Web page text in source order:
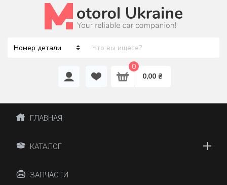
0,00 ₴
0
ГЛАВНАЯ
КАТАЛОГ
ЗАПЧАСТИ